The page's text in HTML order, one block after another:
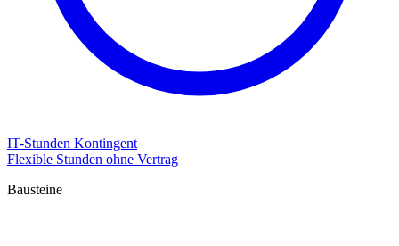
IT-Stunden Kontingent
Flexible Stunden ohne Vertrag
Bausteine